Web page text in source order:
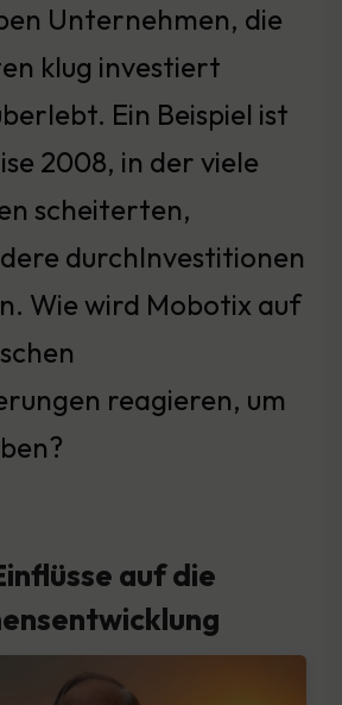
Unternehmen, die
klug investiert
Ein Beispiel ist
2008, in der viele
scheiterten,
durchInvestitionen
Wie wird Mobotix auf
reagieren, um
auf die